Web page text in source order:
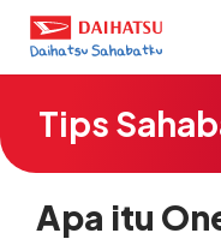
Tips
Apa itu